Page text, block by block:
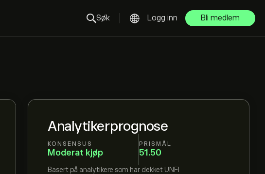
Søk Logg inn Bli medlem
Analytikerprognose
KONSENSUS
Moderat kjøp
PRISMÅL
51.50
Basert på analytikere som har dekket UNFI